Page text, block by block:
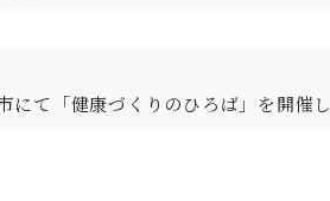
にて「健康づくりのひろば」を開催